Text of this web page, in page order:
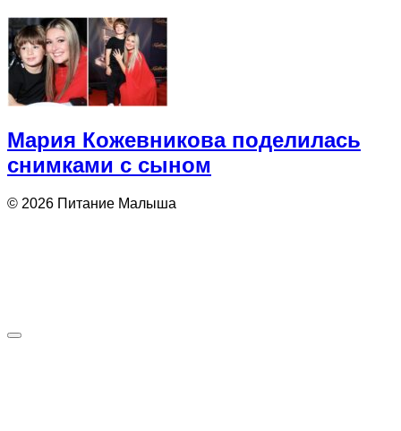
Мария Кожевникова поделилась
снимками с сыном
© 2026 Питание Малыша